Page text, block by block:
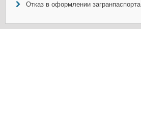
Отказ в оформлении загранпаспорта